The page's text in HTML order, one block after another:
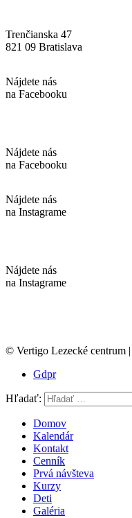
Trenčianska 47
821 09 Bratislava
Nájdete nás
na Facebooku
Nájdete nás
na Facebooku
Nájdete nás
na Instagrame
Nájdete nás
na Instagrame
© Vertigo Lezecké centrum
Gdpr
Hľadať:
Domov
Kalendár
Kontakt
Cenník
Prvá návšteva
Kurzy
Deti
Galéria